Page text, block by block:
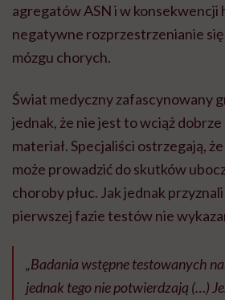
agregatów ASN i w konsekwencji
negatywne rozprzestrzenianie się
mózgu chorych.
Świat medyczny zafascynowany
jednak, że nie jest to wciąż
materiał. Specjaliści ostrzegają,
może prowadzić do skutków
choroby płuc. Jak jednak
pierwszej fazie testów nie
„Badania wstępne testowanych
jednak tego nie potwierdzają (…)